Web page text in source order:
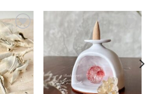
加入
收藏
收藏